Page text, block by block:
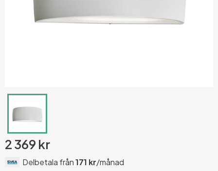
2 369 kr
Delbetala från171 kr/månad